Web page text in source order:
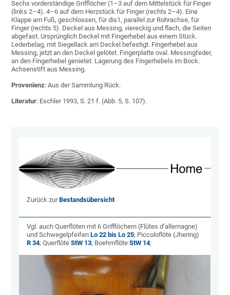
Sechs vorderständige Grifflöcher (1–3 auf dem Mittelstück für Finger
(links 2–4). 4–6 auf dem Herzstück für Finger (rechts 2–4). Eine
Klappe am Fuß, geschlossen, für dis1, parallel zur Rohrachse, für
Finger (rechts 5). Deckel aus Messing, viereckig und flach, die Seiten
abgefast. Ursprünglich Deckel mit Fingerhebel aus einem Stück.
Lederbelag, mit Siegellack am Deckel befestigt. Fingerhebel aus
Messing, jetzt an den Deckel gelötet. Fingerplatte oval. Messingfeder,
an den Fingerhebel genietet. Lagerung des Fingerhebels im Bock.
Achsenstift aus Messing.
Provenienz: Aus der Sammlung Rück.
Literatur: Eschler 1993, S. 21 f. (Abb. 5, S. 107).
Zurück zurBestandsübersicht
Vgl. auch Querflöten mit 6 Grifflöchern (Flûtes d’allemagne)
und SchwegelpfeifenLo 22 bis Lo 25; Piccoloflöte (Jhering)
R 34; QuerflöteStW 13; BoehmflöteStW 14;